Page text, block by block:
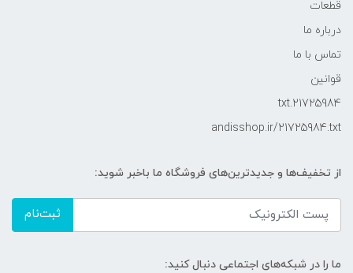
قطعات
درباره ما
تماس با ما
قوانین
21725984.txt
andisshop.ir/21725984.txt
از تخفیف‌ها و جدیدترین‌های فروشگاه ما باخبر شوید:
ثبت‌نام
ما را در شبکه‌های اجتماعی دنبال کنید: